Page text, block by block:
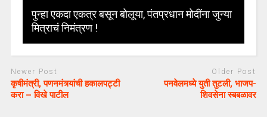
पुन्हा एकदा एकत्र बसून बोलूया, पंतप्रधान मोदींना जुन्या
मित्राचं निमंत्रण !
Newer Post
कृषीमंत्री, पणनमंत्र्यांची हकालपट्टी
करा – विखे पाटील
Older Post
पनवेलमध्ये युती तुटली, भाजप-
शिवसेना स्बबळावर